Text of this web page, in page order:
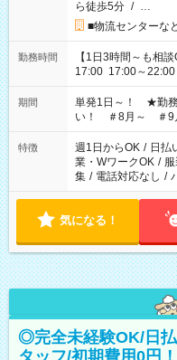
ら徒歩5分 / …
■物流センター
勤務時間
【1日3時間～も相談OK!】 ＜シフト例＞ 9:00～
17:00 17:00～22:00 18:00～
お気軽にご相談くだ
期間
単発1日～！ ★勤務
い！ ＃8月～ ＃9
特徴 週1日からOK / 日払
業・WワークOK /
集 / 電話対応なし /
気になる！
◎完全未経験OK/日
タッフ/初期費用0円